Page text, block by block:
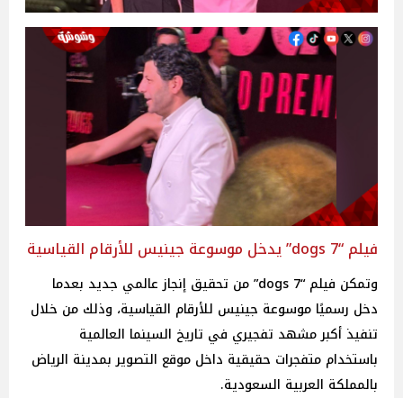
فيلم “dogs 7” يدخل موسوعة جينيس للأرقام القياسية
وتمكن فيلم “dogs 7” من تحقيق إنجاز عالمي جديد بعدما
دخل رسميًا موسوعة جينيس للأرقام القياسية، وذلك من خلال
تنفيذ أكبر مشهد تفجيري في تاريخ السينما العالمية
باستخدام متفجرات حقيقية داخل موقع التصوير بمدينة الرياض
بالمملكة العربية السعودية.